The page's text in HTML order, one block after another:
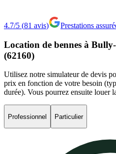
4.7/5 (81 avis) Prestations
Location de bennes à
(62160)
Utilisez notre simulateur de devis
prix en fonction de votre besoin
durée). Vous pourrez ensuite louer
Professionnel Particulier